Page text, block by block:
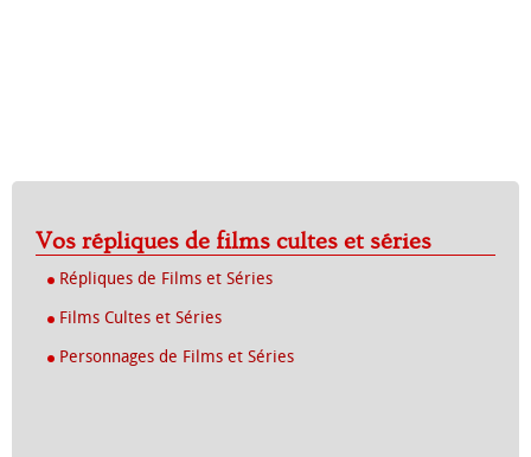
Vos répliques de films cultes et séries
Répliques de Films et Séries
Films Cultes et Séries
Personnages de Films et Séries